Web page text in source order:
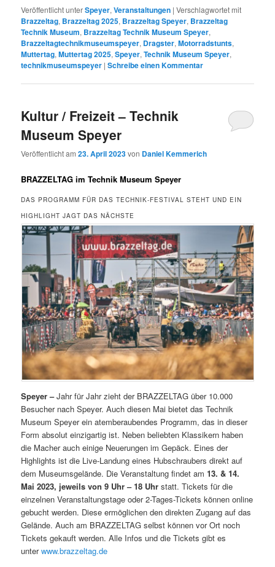
Veröffentlicht unterSpeyer,Veranstaltungen |Verschlagwortet mit
Brazzeltag, Brazzeltag 2025, Brazzeltag Speyer, Brazzeltag
Technik Museum, Brazzeltag Technik Museum Speyer,
Brazzeltagtechnikmuseumspeyer, Dragster,Motorradstunts,
Muttertag,Muttertag 2025,Speyer,Technik Museum Speyer,
technikmuseumspeyer |Schreibe einen Kommentar
Kultur / Freizeit – Technik
Museum Speyer
Veröffentlicht am23. April 2023von Daniel Kemmerich
BRAZZELTAG im Technik Museum Speyer
DAS PROGRAMM FÜR DAS TECHNIK-FESTIVAL STEHT UND EIN
HIGHLIGHT JAGT DAS NÄCHSTE
Speyer –Jahr für Jahr zieht der BRAZZELTAG über 10.000
Besucher nach Speyer. Auch diesen Mai bietet das Technik
Museum Speyer ein atemberaubendes Programm, das in dieser
Form absolut einzigartig ist. Neben beliebten Klassikern haben
die Macher auch einige Neuerungen im Gepäck. Eines der
Highlights ist die Live-Landung eines Hubschraubers direkt auf
dem Museumsgelände. Die Veranstaltung findet am13. & 14.
Mai 2023, jeweils von 9 Uhr – 18 Uhr statt. Tickets für die
einzelnen Veranstaltungstage oder 2-Tages-Tickets können online
gebucht werden. Diese ermöglichen den direkten Zugang auf das
Gelände. Auch am BRAZZELTAG selbst können vor Ort noch
Tickets gekauft werden. Alle Infos und die Tickets gibt es
unterwww.brazzeltag.de